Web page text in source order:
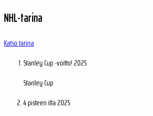
NHL-tarina
Katso tarina
Stanley Cup -voitto!2025
Stanley Cup
4 pisteen ilta2025